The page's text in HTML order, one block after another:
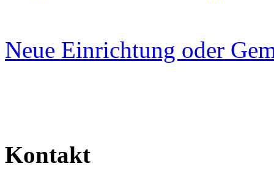
Neue Einrichtung oder
Kontakt